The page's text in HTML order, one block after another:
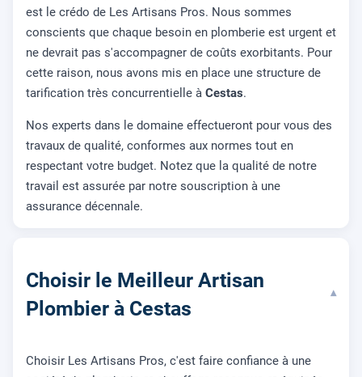
est le crédo de Les Artisans Pros. Nous sommes
conscients que chaque besoin en plomberie est urgent et
ne devrait pas s'accompagner de coûts exorbitants. Pour
cette raison, nous avons mis en place une structure de
tarification très concurrentielle à Cestas.
Nos experts dans le domaine effectueront pour vous des
travaux de qualité, conformes aux normes tout en
respectant votre budget. Notez que la qualité de notre
travail est assurée par notre souscription à une
assurance décennale.
Choisir le Meilleur Artisan
Plombier à Cestas
▾
Choisir Les Artisans Pros, c'est faire confiance à une